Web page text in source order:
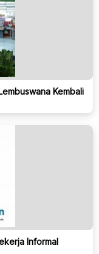
Kembali
Informal